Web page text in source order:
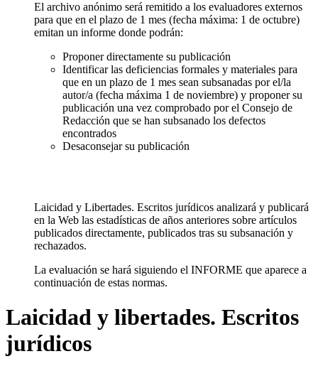
El archivo anónimo será remitido a los evaluadores externos
para que en el plazo de 1 mes (fecha máxima: 1 de octubre)
emitan un informe donde podrán:
Proponer directamente su publicación
Identificar las deficiencias formales y materiales para
que en un plazo de 1 mes sean subsanadas por el/la
autor/a (fecha máxima 1 de noviembre) y proponer su
publicación una vez comprobado por el Consejo de
Redacción que se han subsanado los defectos
encontrados
Desaconsejar su publicación
Laicidad y Libertades. Escritos jurídicos analizará y publicará
en la Web las estadísticas de años anteriores sobre artículos
publicados directamente, publicados tras su subsanación y
rechazados.
La evaluación se hará siguiendo el INFORME que aparece a
continuación de estas normas.
Laicidad y libertades. Escritos
jurídicos